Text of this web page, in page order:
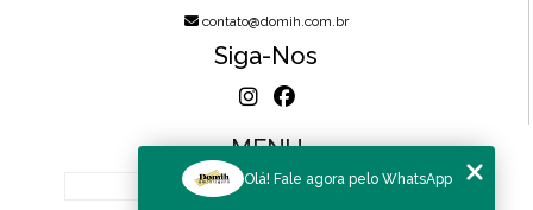
contato@domih.com.br
Siga-Nos
MENU
HOME
Olá! Fale agora pelo WhatsApp